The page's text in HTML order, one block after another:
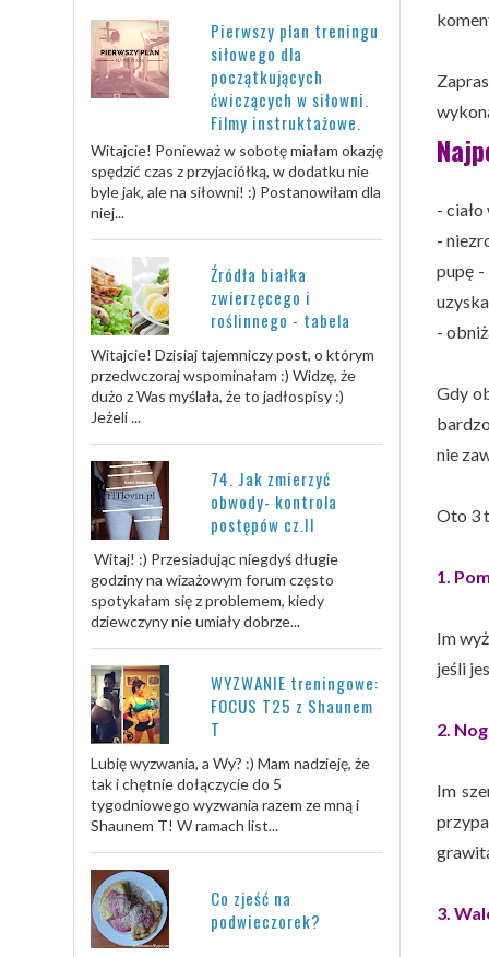
-
-
pupę
-
Gdy
nie
Oto 3
1.
Im
jeśli
2.
Im
3.
Pierwszy plan treningu
siłowego dla
początkujących
ćwiczących w siłowni.
Filmy instruktażowe.
Witajcie! Ponieważ w sobotę miałam okazję
spędzić czas z przyjaciółką, w dodatku nie
byle jak, ale na siłowni! :) Postanowiłam dla
niej...
Źródła białka
zwierzęcego i
roślinnego - tabela
Witajcie! Dzisiaj tajemniczy post, o którym
przedwczoraj wspominałam :) Widzę, że
dużo z Was myślała, że to jadłospisy :)
Jeżeli ...
74. Jak zmierzyć
obwody- kontrola
postępów cz.II
Witaj! :) Przesiadując niegdyś długie
godziny na wizażowym forum często
spotykałam się z problemem, kiedy
dziewczyny nie umiały dobrze...
WYZWANIE treningowe:
FOCUS T25 z Shaunem
T
Lubię wyzwania, a Wy? :) Mam nadzieję, że
tak i chętnie dołączycie do 5
tygodniowego wyzwania razem ze mną i
Shaunem T! W ramach list...
Co zjeść na
podwieczorek?